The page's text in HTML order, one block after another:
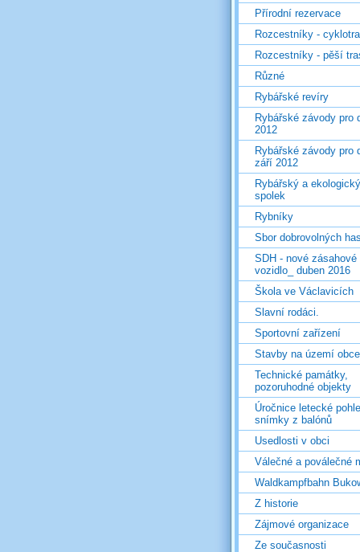
Přírodní rezervace
Rozcestníky -
Rozcestníky - pěší
Různé
Rybářské revíry
Rybářské závody pro
2012
Rybářské závody pro
září 2012
Rybářský a ekologický
spolek
Rybníky
Sbor dobrovolných
SDH - nové zásahové
vozidlo_ duben 2016
Škola ve Václavicích
Slavní rodáci.
Sportovní zařízení
Stavby na území obce
Technické památky,
pozoruhodné objekty
Úročnice letecké
snímky z balónů
Usedlosti v obci
Válečné a poválečné
Waldkampfbahn
Z historie
Zájmové organizace
Ze současnosti